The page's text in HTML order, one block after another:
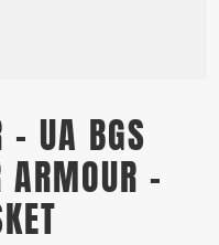
– UA BGS
–